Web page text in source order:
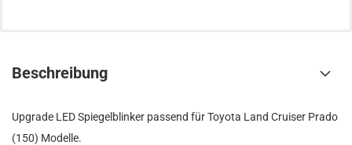
Beschreibung
Upgrade LED Spiegelblinker passend für Toyota Land Cruiser Prado
(150) Modelle.